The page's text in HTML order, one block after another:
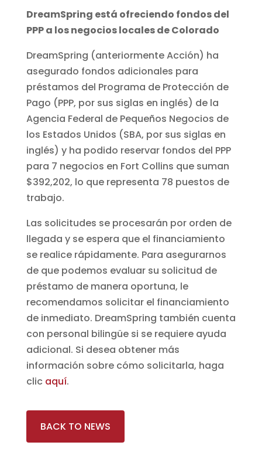
DreamSpring está ofreciendo fondos del
PPP a los negocios locales de Colorado
DreamSpring (anteriormente Acción) ha
asegurado fondos adicionales para
préstamos del Programa de Protección de
Pago (PPP, por sus siglas en inglés) de la
Agencia Federal de Pequeños Negocios de
los Estados Unidos (SBA, por sus siglas en
inglés) y ha podido reservar fondos del PPP
para 7 negocios en Fort Collins que suman
$392,202, lo que representa 78 puestos de
trabajo.
Las solicitudes se procesarán por orden de
llegada y se espera que el financiamiento
se realice rápidamente. Para asegurarnos
de que podemos evaluar su solicitud de
préstamo de manera oportuna, le
recomendamos solicitar el financiamiento
de inmediato. DreamSpring también cuenta
con personal bilingüe si se requiere ayuda
adicional. Si desea obtener más
información sobre cómo solicitarla, haga
clic aquí.
BACK TO NEWS